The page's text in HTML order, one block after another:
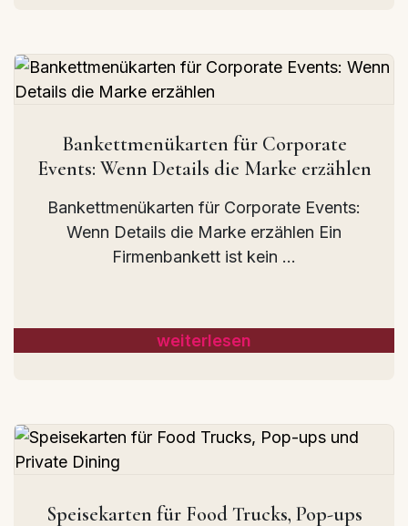
Bankettmenükarten für Corporate
Events: Wenn Details die Marke erzählen
Bankettmenükarten für Corporate Events:
Wenn Details die Marke erzählen Ein
Firmenbankett ist kein ...
weiterlesen
Speisekarten für Food Trucks, Pop-ups